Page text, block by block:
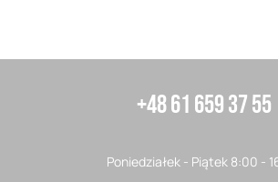
+48 61 659 37 55
Poniedziałek - Piątek 8:00 -